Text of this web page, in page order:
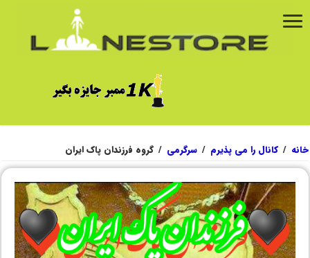
خانه / کانال را می پذیرم / سرگرمی / گروه فرزندان پاک ایران